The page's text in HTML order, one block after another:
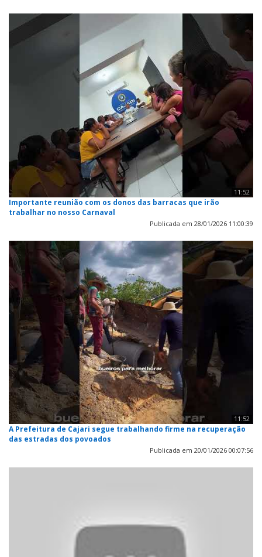
11:52
Importante reunião com os donos das barracas que irão
trabalhar no nosso Carnaval
Publicada em 28/01/2026 11:00:39
11:52
A Prefeitura de Cajari segue trabalhando firme na recuperação
das estradas dos povoados
Publicada em 20/01/2026 00:07:56